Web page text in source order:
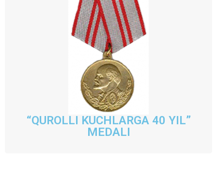
“QUROLLI KUCHLARGA 40 YIL”
MEDALI